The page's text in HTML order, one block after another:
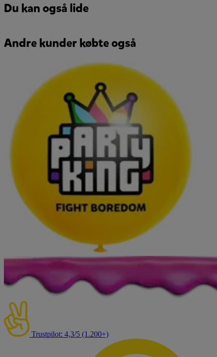
Du kan også lide
Andre kunder købte også
Trustpilot: 4,3/5 (1.200+)